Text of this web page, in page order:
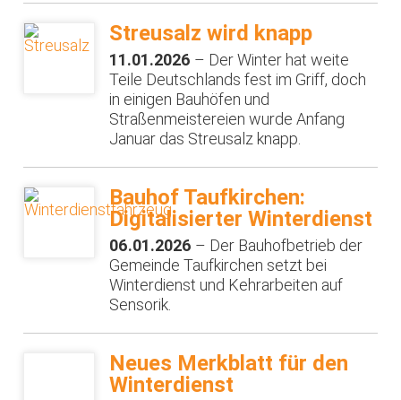
Streusalz wird knapp
11.01.2026 – Der Winter hat weite
Teile Deutschlands fest im Griff, doch
in einigen Bauhöfen und
Straßenmeistereien wurde Anfang
Januar das Streusalz knapp.
Bauhof Taufkirchen:
Digitalisierter Winterdienst
06.01.2026 – Der Bauhofbetrieb der
Gemeinde Taufkirchen setzt bei
Winterdienst und Kehrarbeiten auf
Sensorik.
Neues Merkblatt für den
Winterdienst